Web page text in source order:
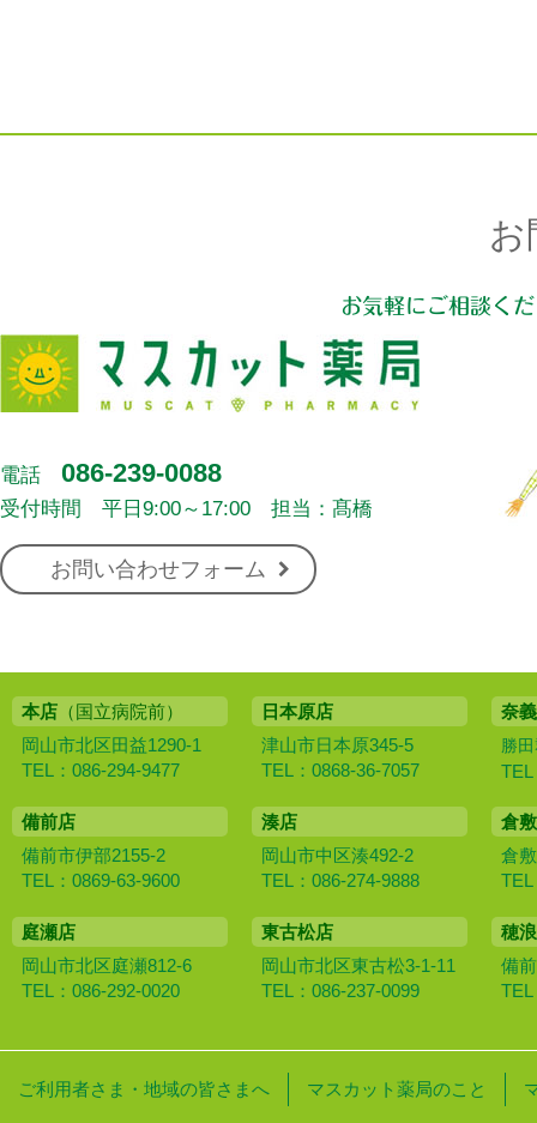
お
お気軽にご相談く
電話 086-239-0088
受付時間 平日9:00～17:00 担当：髙橋
お問い合わせフォーム
本店 （国立病院前）
岡山市北区田益1290-1
TEL：086-294-9477
日本原店
津山市日本原345-5
TEL：0868-36-7057
奈
勝
TEL
備前店
備前市伊部2155-2
TEL：0869-63-9600
湊店
岡山市中区湊492-2
TEL：086-274-9888
倉
倉
TEL
庭瀬店
岡山市北区庭瀬812-6
TEL：086-292-0020
東古松店
岡山市北区東古松3-1-11
TEL：086-237-0099
穂
備
TEL
ご利用者さま・地域の皆さまへ マスカット薬局のこと